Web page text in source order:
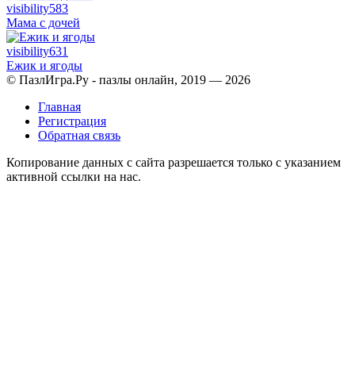
visibility583
Мама с дочей
visibility631
Ежик и ягоды
© ПазлИгра.Ру - пазлы онлайн, 2019 — 2026
Главная
Регистрация
Обратная связь
Копирование данных с сайта разрешается только с указанием
активной ссылки на нас.